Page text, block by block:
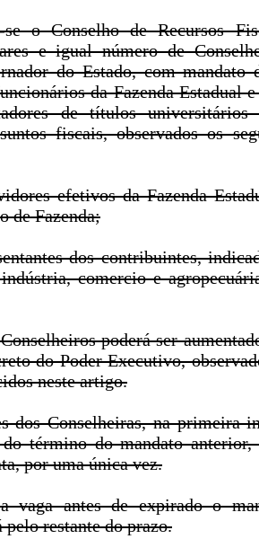
se o Conselho de Recursos
e igual número de
do Estado, com mandato
da Fazenda Estadual
de títulos universitários
fiscais, observados os
efetivos da Fazenda
de Fazenda;
dos contribuintes,
comercio e
poderá ser
do Poder Executivo,
neste artigo.
dos Conselheiras, na primeira
do término do mandato
por uma única vez.
vaga antes de expirado o
pelo restante do prazo.